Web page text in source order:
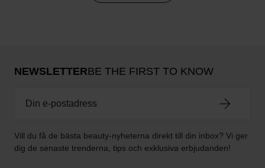
NEWSLETTERBE THE FIRST TO KNOW
Vill du få de bästa beauty-nyheterna direkt till din inbox? Vi ger
dig de senaste trenderna, tips och exklusiva erbjudanden!